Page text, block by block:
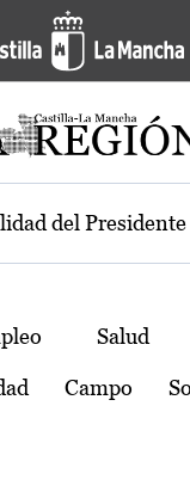
región de
del Presidente
Salud
Campo